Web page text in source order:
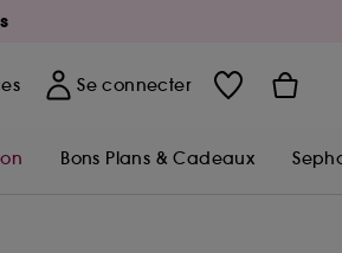
Se connecter
Bons Plans & Cadeaux